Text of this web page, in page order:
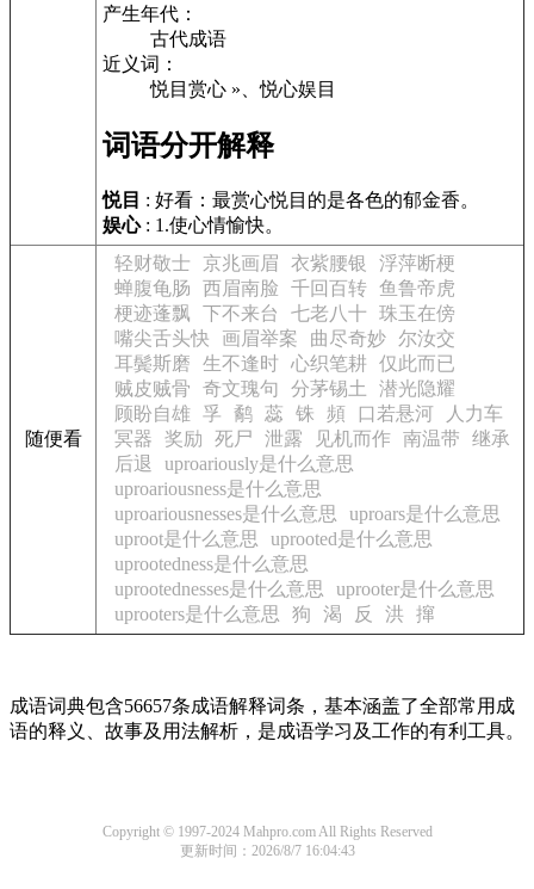
产生年代：
古代成语
近义词：
悦目赏心 »、悦心娱目
词语分开解释
悦目 : 好看：最赏心悦目的是各色的郁金香。
娱心: 1.使心情愉快。
随便看
轻财敬士 京兆画眉 衣紫腰银
浮萍断梗
蝉腹龟肠
西眉南脸 千回百转 鱼鲁帝虎
梗迹蓬飘
下不来台 七老八十 珠玉在傍
嘴尖舌头快
画眉举案 曲尽奇妙
尔汝交
耳鬓斯磨
生不逢时 心织笔耕 仅此而已
贼皮贼骨
奇文瑰句 分茅锡土
潜光隐耀
顾盼自雄 孚 鹬 蕊 铢 頻 口若悬河
人力车
冥器
奖励 死尸 泄露 见机而作 南温带
继承
后退
uproariously是什么意思
uproariousness是什么意思
uproariousnesses是什么意思
uproars是什么意思
uproot是什么意思
uprooted是什么意思
uprootedness是什么意思
uprootednesses是什么意思
uprooter是什么意思
uprooters是什么意思
狗 渴 反 洪 撺
成语词典包含56657条成语解释词条，基本涵盖了全部常用成
语的释义、故事及用法解析，是成语学习及工作的有利工具。
Copyright © 1997-2024 Mahpro.com All Rights Reserved
更新时间：2026/8/7 16:04:43